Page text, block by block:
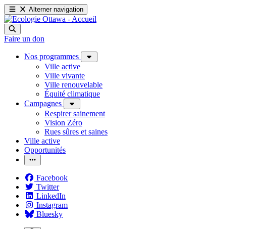
Alterner navigation
Faire un don
Nos programmes
Ville active
Ville vivante
Ville renouvelable
Équité climatique
Campagnes
Respirer sainement
Vision Zéro
Rues sûres et saines
Ville active
Opportunités
Facebook
Twitter
LinkedIn
Instagram
Bluesky